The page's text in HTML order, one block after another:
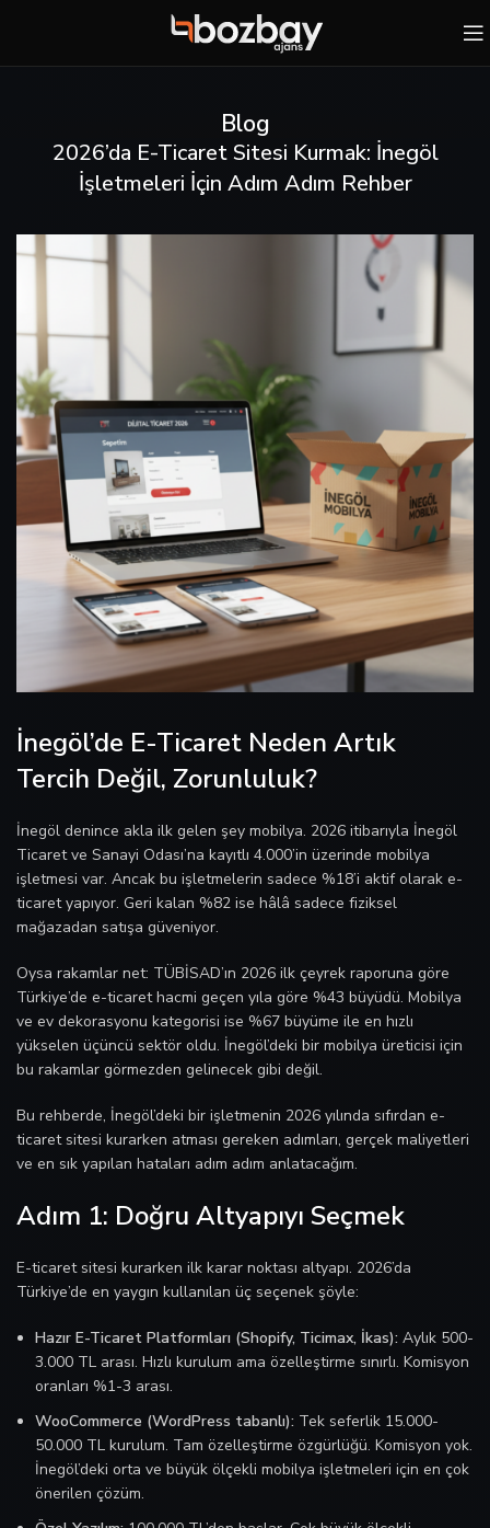
Blog
2026’da E-Ticaret Sitesi Kurmak: İnegöl
İşletmeleri İçin Adım Adım Rehber
İnegöl’de E-Ticaret Neden Artık
Tercih Değil, Zorunluluk?
İnegöl denince akla ilk gelen şey mobilya. 2026 itibarıyla İnegöl
Ticaret ve Sanayi Odası’na kayıtlı 4.000’in üzerinde mobilya
işletmesi var. Ancak bu işletmelerin sadece %18’i aktif olarak e-
ticaret yapıyor. Geri kalan %82 ise hâlâ sadece fiziksel
mağazadan satışa güveniyor.
Oysa rakamlar net: TÜBİSAD’ın 2026 ilk çeyrek raporuna göre
Türkiye’de e-ticaret hacmi geçen yıla göre %43 büyüdü. Mobilya
ve ev dekorasyonu kategorisi ise %67 büyüme ile en hızlı
yükselen üçüncü sektör oldu. İnegöl’deki bir mobilya üreticisi için
bu rakamlar görmezden gelinecek gibi değil.
Bu rehberde, İnegöl’deki bir işletmenin 2026 yılında sıfırdan e-
ticaret sitesi kurarken atması gereken adımları, gerçek maliyetleri
ve en sık yapılan hataları adım adım anlatacağım.
Adım 1: Doğru Altyapıyı Seçmek
E-ticaret sitesi kurarken ilk karar noktası altyapı. 2026’da
Türkiye’de en yaygın kullanılan üç seçenek şöyle:
Hazır E-Ticaret Platformları (Shopify, Ticimax, İkas): Aylık 500-
3.000 TL arası. Hızlı kurulum ama özelleştirme sınırlı. Komisyon
oranları %1-3 arası.
WooCommerce (WordPress tabanlı): Tek seferlik 15.000-
50.000 TL kurulum. Tam özelleştirme özgürlüğü. Komisyon yok.
İnegöl’deki orta ve büyük ölçekli mobilya işletmeleri için en çok
önerilen çözüm.